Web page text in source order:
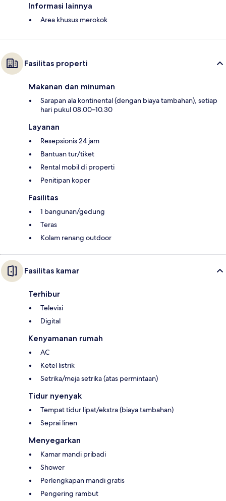
Informasi lainnya
Area khusus merokok
Fasilitas properti
Makanan dan minuman
Sarapan ala kontinental (dengan biaya tambahan), setiap
hari pukul 08.00–10.30
Layanan
Resepsionis 24 jam
Bantuan tur/tiket
Rental mobil di properti
Penitipan koper
Fasilitas
1 bangunan/gedung
Teras
Kolam renang outdoor
Fasilitas kamar
Terhibur
Televisi
Digital
Kenyamanan rumah
AC
Ketel listrik
Setrika/meja setrika (atas permintaan)
Tidur nyenyak
Tempat tidur lipat/ekstra (biaya tambahan)
Seprai linen
Menyegarkan
Kamar mandi pribadi
Shower
Perlengkapan mandi gratis
Pengering rambut